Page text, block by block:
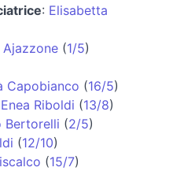
: Elisabetta
(1/5)
Capobianco (16/5)
Enea Riboldi (13/8)
Bertorelli (2/5)
(12/10)
(15/7)